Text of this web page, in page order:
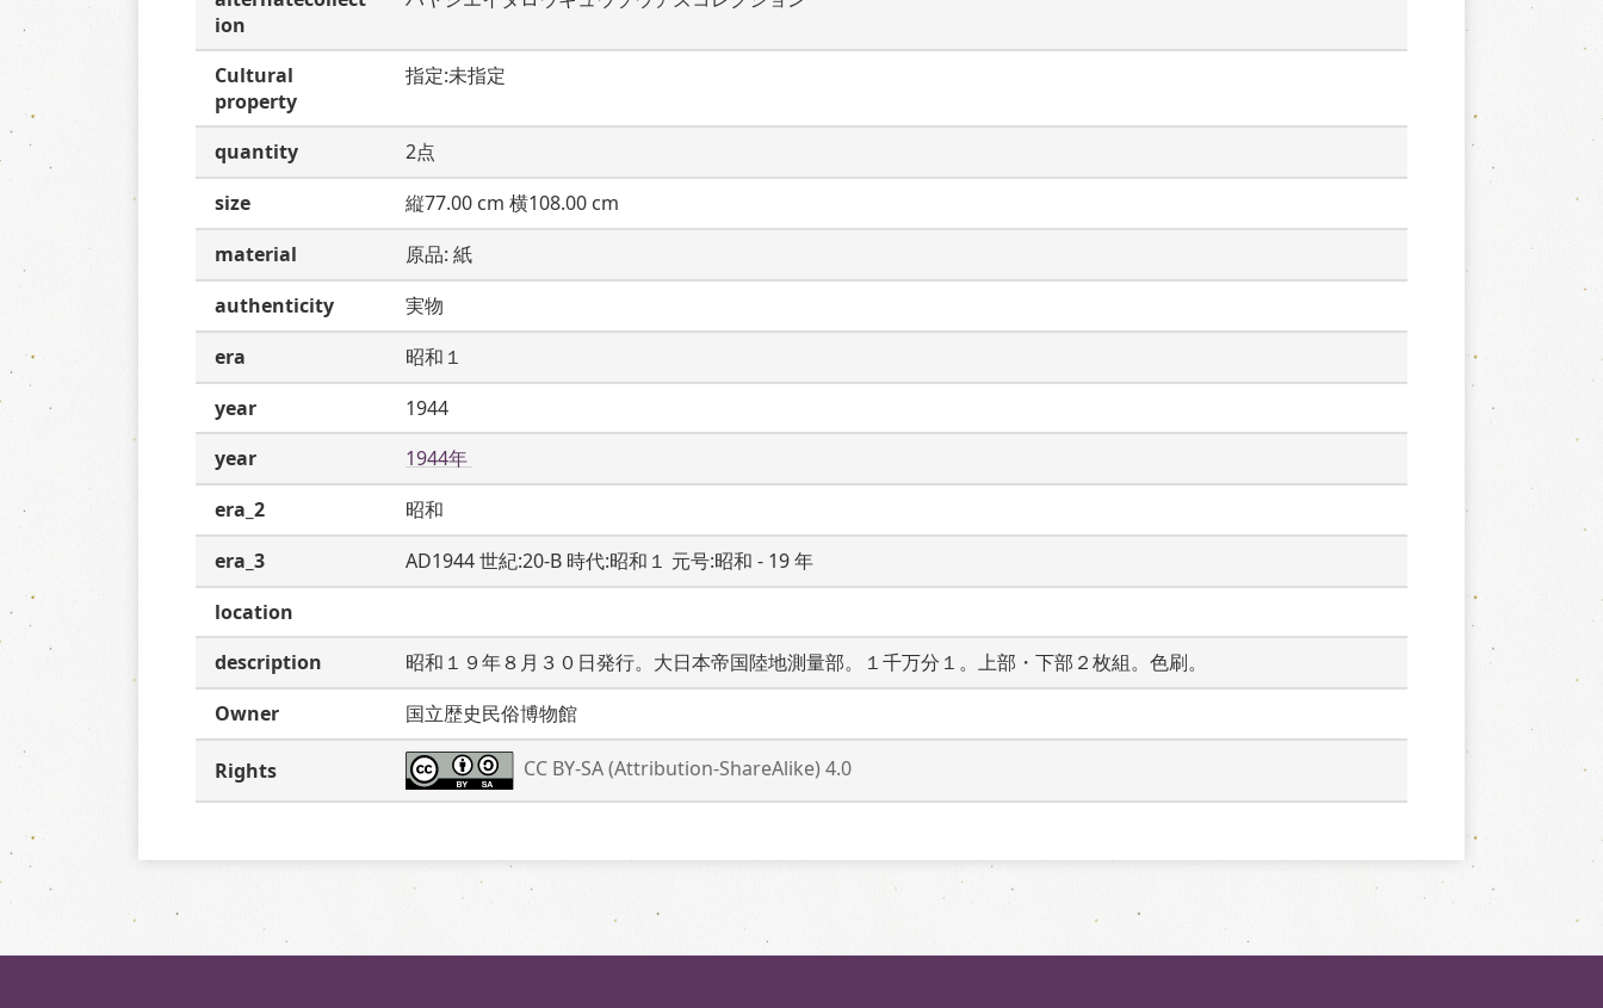
ion
Cultural
property
指定:未指定
quantity
2点
size
縦77.00 cm 横108.00 cm
material
原品: 紙
authenticity
実物
era
昭和１
year
1944
year
1944年
era_2
昭和
era_3
AD1944 世紀:20-B 時代:昭和１ 元号:昭和 - 19 年
location
description
昭和１９年８月３０日発行。大日本帝国陸地測量部。１千万分１。上部・下部２枚組。色刷。
Owner
国立歴史民俗博物館
Rights CC BY-SA (Attribution-ShareAlike) 4.0